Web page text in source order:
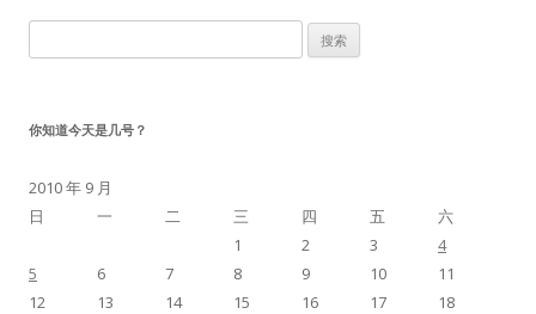
索：
你知道今天是几号？
2010 年 9 月
日
一 二 三 四 五
六
1
2 3
4
5
6 7 8 9 10
11
12
13 14 15 16 17
18